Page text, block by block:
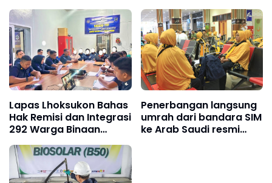
Lapas Lhoksukon Bahas
Hak Remisi dan Integrasi
292 Warga Binaan
Jelang HUT RI
Penerbangan langsung
umrah dari bandara SIM
ke Arab Saudi resmi